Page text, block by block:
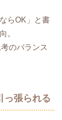
らOK」と書
。
のバランス
っ張られる